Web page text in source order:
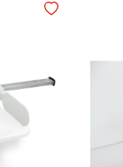
Legg i ønskelisten